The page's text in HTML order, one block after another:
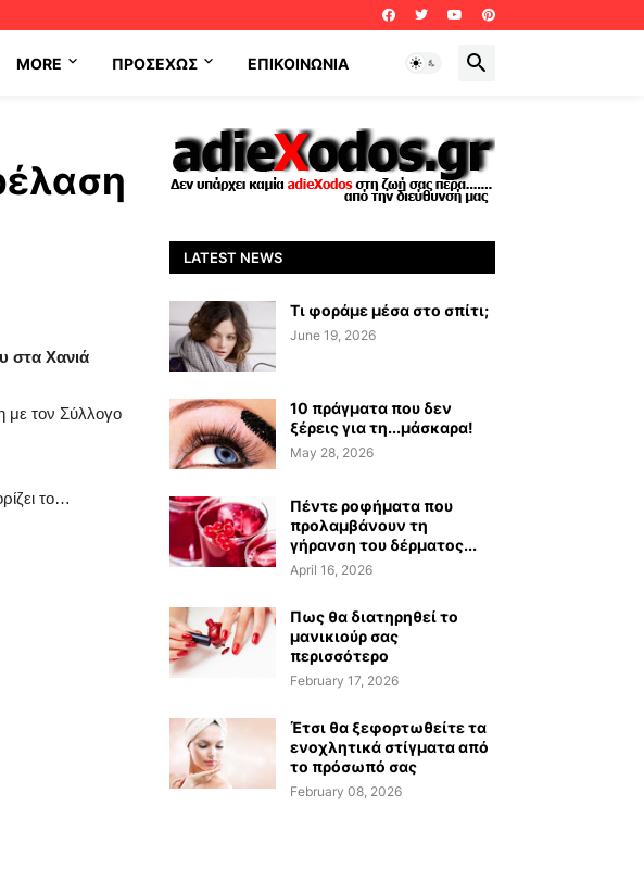
MORE ΠΡΟΣΕΧΩΣ ΕΠΙΚΟΙΝΩΝΊΑ
στα Χανιά
με τον Σύλλογο
το…
LATEST NEWS
Τι φοράμε μέσα στο σπίτι;
June 19, 2026
10 πράγματα που δεν
ξέρεις για τη...μάσκαρα!
May 28, 2026
Πέντε ροφήματα που
προλαμβάνουν τη
γήρανση του δέρματος...
April 16, 2026
Πως θα διατηρηθεί το
μανικιούρ σας
περισσότερο
February 17, 2026
Έτσι θα ξεφορτωθείτε τα
ενοχλητικά στίγματα από
το πρόσωπό σας
February 08, 2026